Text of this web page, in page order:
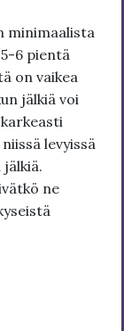
minimaalista
5-6 pientä
on vaikea
jälkiä voi
levyissä
ne